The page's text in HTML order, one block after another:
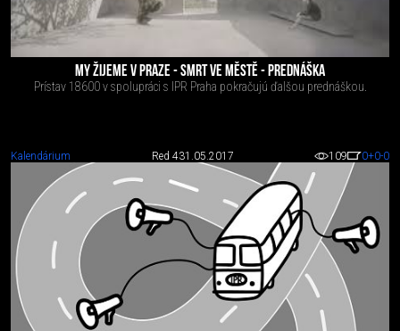
MY ŽIJEME V PRAZE - SMRT VE MĚSTĚ - PREDNÁŠKA
Prístav 18600 v spolupráci s IPR Praha pokračujú ďalšou prednáškou.
Kalendárium Red 431.05.2017 109 0+0-0